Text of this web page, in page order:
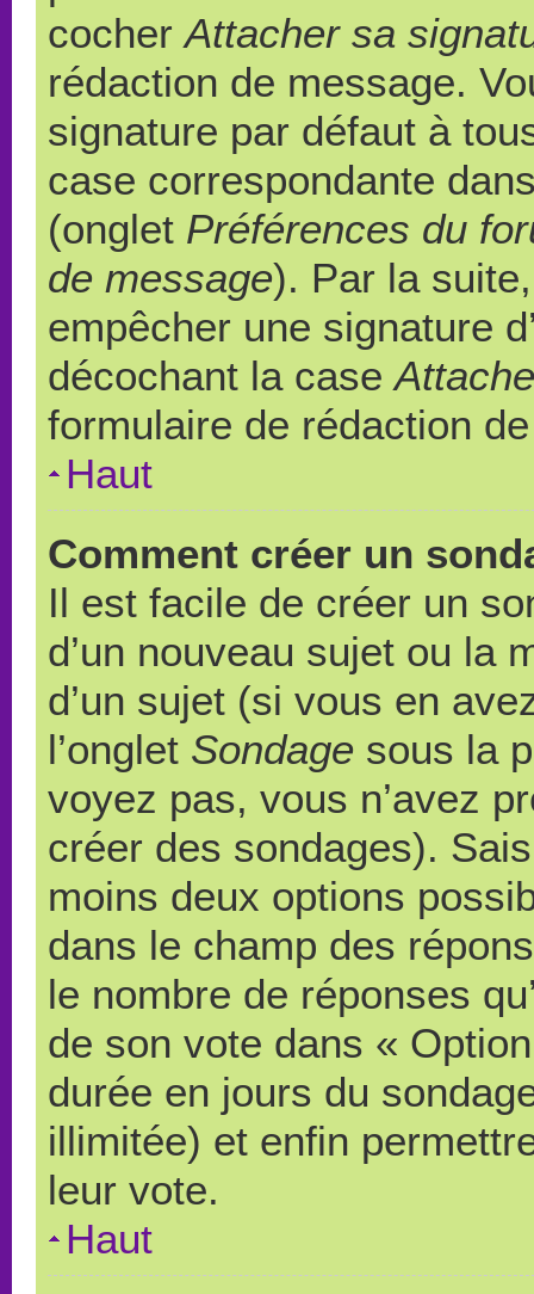
cocherAttacher sa
rédaction de message.
signature par défaut à
case correspondante
(onglet Préférences du
de message). Par la
empêcher une signature
décochant la case
formulaire de rédaction
Haut
Comment créer un
Il est facile de créer un
d’un nouveau sujet ou la
d’un sujet (si vous en
l’onglet Sondage sous la
voyez pas, vous n’avez
créer des sondages).
moins deux options
dans le champ des
le nombre de réponses
de son vote dans «
durée en jours du
illimitée) et enfin
leur vote.
Haut